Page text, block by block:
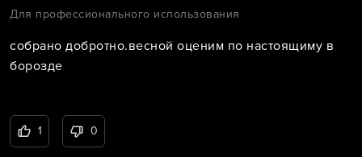
Для профессионального использования
собрано добротно.весной оценим по настоящиму в
борозде
1 0